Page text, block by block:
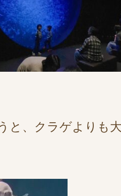
と、クラゲよりも